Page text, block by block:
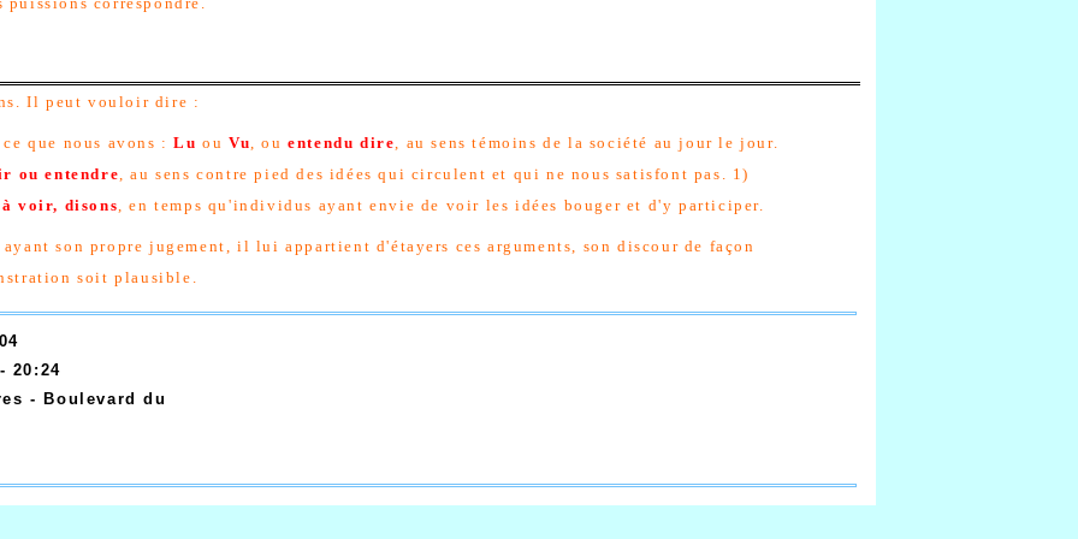
Il peut vouloir dire :
que nous avons :Lu ou Vu, ouentendu dire, au sens témoins de la société au jour le jour.
ou entendre, au sens contre pied des idées qui circulent et qui ne nous satisfont pas. 1)
voir, disons, en temps qu'individus ayant envie de voir les idées bouger et d'y participer.
son propre jugement, il lui appartient d'étayers ces arguments, son discour de façon
soit plausible.
20:24
- Boulevard du